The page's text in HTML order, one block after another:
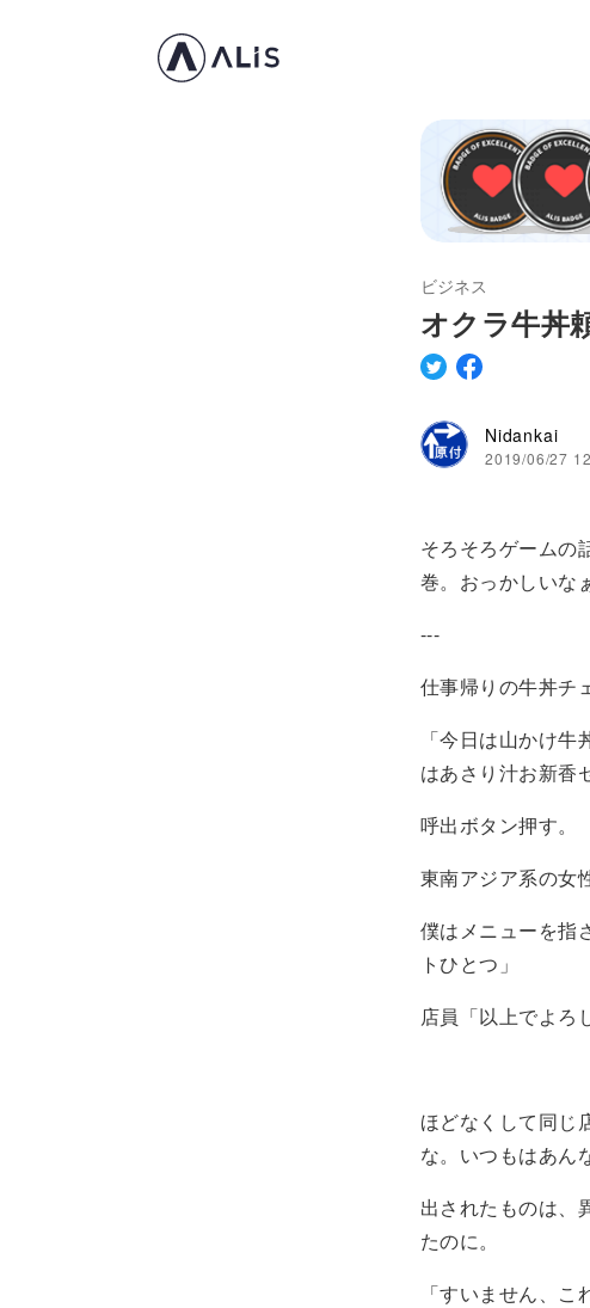
ビジネス
オクラ牛丼
Nidankai
2019/06/27
そろそろゲームの
巻。おっかしいな
---
仕事帰りの牛丼チ
「今日は山かけ
はあさり汁お新香
呼出ボタン押す。
東南アジア系の女
僕はメニューを指
トひとつ」
店員「以上でよろ
ほどなくして同じ
な。いつもはあん
出されたものは、
たのに。
「すいません、こ